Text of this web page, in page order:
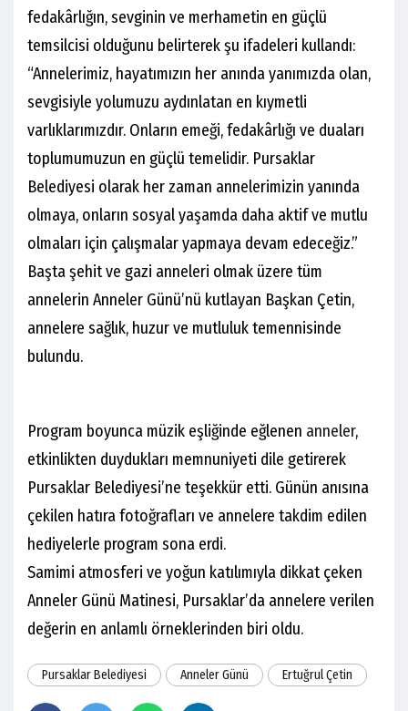
fedakârlığın, sevginin ve merhametin en güçlü
temsilcisi olduğunu belirterek şu ifadeleri kullandı:
“Annelerimiz, hayatımızın her anında yanımızda olan,
sevgisiyle yolumuzu aydınlatan en kıymetli
varlıklarımızdır. Onların emeği, fedakârlığı ve duaları
toplumumuzun en güçlü temelidir. Pursaklar
Belediyesi olarak her zaman annelerimizin yanında
olmaya, onların sosyal yaşamda daha aktif ve mutlu
olmaları için çalışmalar yapmaya devam edeceğiz.”
Başta şehit ve gazi anneleri olmak üzere tüm
annelerin Anneler Günü’nü kutlayan Başkan Çetin,
annelere sağlık, huzur ve mutluluk temennisinde
bulundu.
Program boyunca müzik eşliğinde eğlenen anneler,
etkinlikten duydukları memnuniyeti dile getirerek
Pursaklar Belediyesi’ne teşekkür etti. Günün anısına
çekilen hatıra fotoğrafları ve annelere takdim edilen
hediyelerle program sona erdi.
Samimi atmosferi ve yoğun katılımıyla dikkat çeken
Anneler Günü Matinesi, Pursaklar’da annelere verilen
değerin en anlamlı örneklerinden biri oldu.
Pursaklar Belediyesi Anneler Günü Ertuğrul Çetin